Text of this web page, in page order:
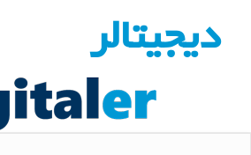
دیجیتالر